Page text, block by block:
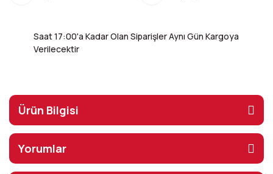
Saat 17:00'a Kadar Olan Siparişler Aynı Gün Kargoya
Verilecektir
Ürün Bilgisi
Yorumlar